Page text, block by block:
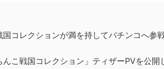
国コレクションが満を持してパチンコへ参戦
んこ戦国コレクション」ティザーPVを公開